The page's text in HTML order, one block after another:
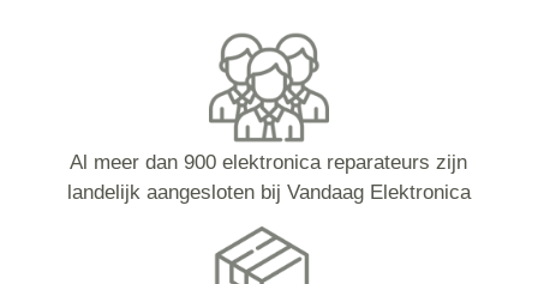
Al meer dan 900 elektronica reparateurs zijn
landelijk aangesloten bij Vandaag Elektronica